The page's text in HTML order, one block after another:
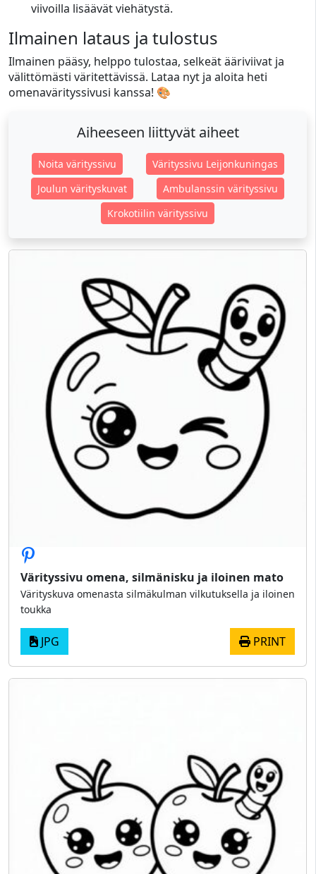
viivoilla lisäävät viehätystä.
Ilmainen lataus ja tulostus
Ilmainen pääsy, helppo tulostaa, selkeät ääriviivat ja
välittömästi väritettävissä. Lataa nyt ja aloita heti
omenavärityssivusi kanssa! 🎨
Aiheeseen liittyvät aiheet
Noita värityssivu
Värityssivu Leijonkuningas
Joulun värityskuvat
Ambulanssin värityssivu
Krokotiilin värityssivu
Värityssivu omena, silmänisku ja iloinen mato
Värityskuva omenasta silmäkulman vilkutuksella ja iloinen
toukka
JPG PRINT